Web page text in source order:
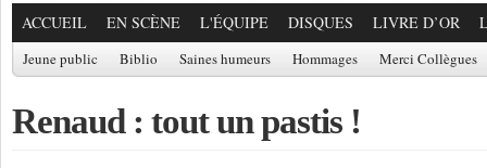
ACCUEIL EN SCÈNE L'ÉQUIPE DISQUES LIVRE D’OR
Jeune public Biblio Saines humeurs Hommages Merci Collègues
Renaud : tout un pastis !